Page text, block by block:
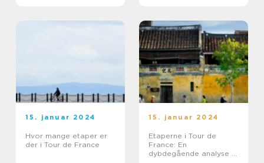
15. januar 2024
Hvor mange etaper er
der i Tour de France
15. januar 2024
Etaperne i Tour de
France: En
dybdegående analyse af